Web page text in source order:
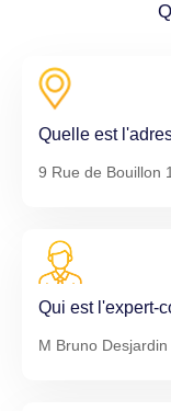
Quelle est
9 Rue de Bouillon
Qui est l'expert-
M Bruno